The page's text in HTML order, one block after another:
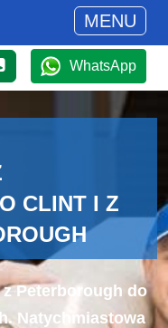
MENU
WhatsApp
CLINT I Z
Peterborough do
Natychmiastowa